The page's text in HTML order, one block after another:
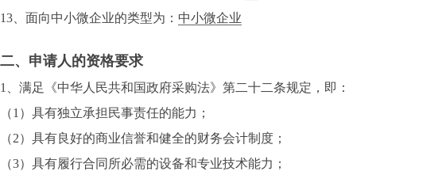
13、面向中小微企业的类型为： 中小微企业
二、申请人的资格要求
1、满足《中华人民共和国政府采购法》第二十二条规定，即：
（1）具有独立承担民事责任的能力；
（2）具有良好的商业信誉和健全的财务会计制度；
（3）具有履行合同所必需的设备和专业技术能力；